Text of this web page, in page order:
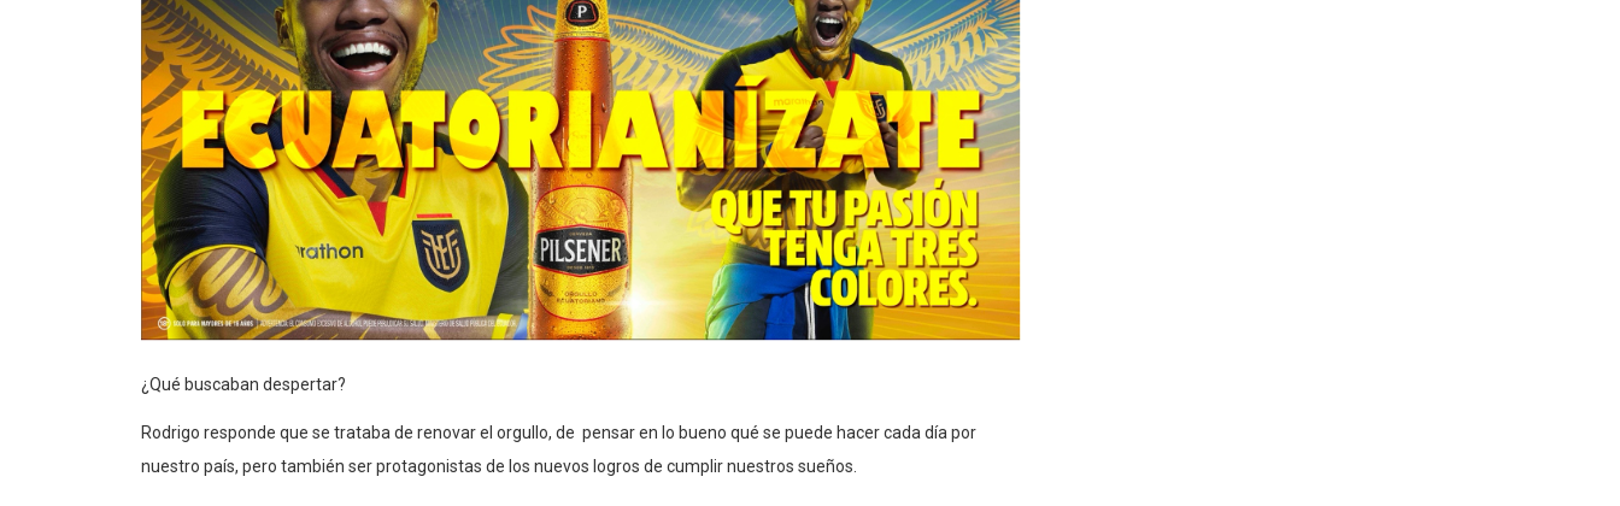
¿Qué buscaban despertar?
Rodrigo responde que se trataba de renovar el orgullo, de pensar en lo bueno qué se puede hacer cada día por
nuestro país, pero también ser protagonistas de los nuevos logros de cumplir nuestros sueños.